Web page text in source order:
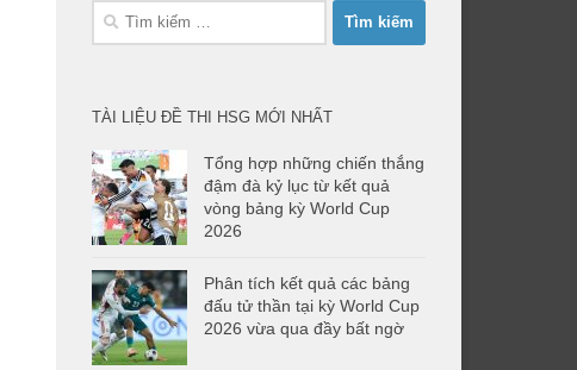
Tìm
TÀI LIỆU ĐỀ THI HSG MỚI NHẤT
Tổng hợp những chiến thắng
đậm đà kỷ lục từ kết quả
vòng bảng kỳ World Cup
2026
Phân tích kết quả các bảng
đấu tử thần tại kỳ World Cup
2026 vừa qua đầy bất ngờ